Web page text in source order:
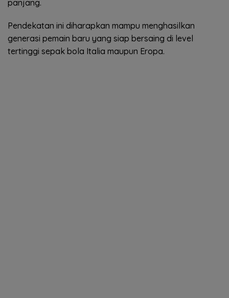
panjang.
Pendekatan ini diharapkan mampu menghasilkan
generasi pemain baru yang siap bersaing di level
tertinggi sepak bola Italia maupun Eropa.